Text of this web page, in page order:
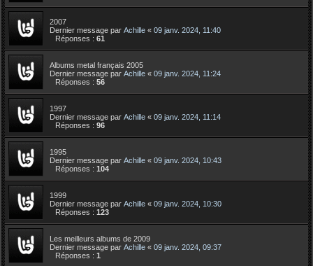
2007
Dernier message par Achille « 09 janv. 2024, 11:40
Réponses : 61
Albums metal français 2005
Dernier message par Achille « 09 janv. 2024, 11:24
Réponses : 56
1997
Dernier message par Achille « 09 janv. 2024, 11:14
Réponses : 96
1995
Dernier message par Achille « 09 janv. 2024, 10:43
Réponses : 104
1999
Dernier message par Achille « 09 janv. 2024, 10:30
Réponses : 123
Les meilleurs albums de 2009
Dernier message par Achille « 09 janv. 2024, 09:37
Réponses : 1